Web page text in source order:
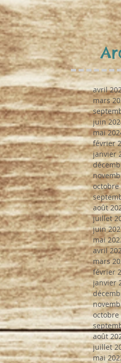
avril
mars
juin
mai
février
janvier
octobre
août
juillet
juin
mai
avril
mars
février
janvier
octobre
août
juillet
mai